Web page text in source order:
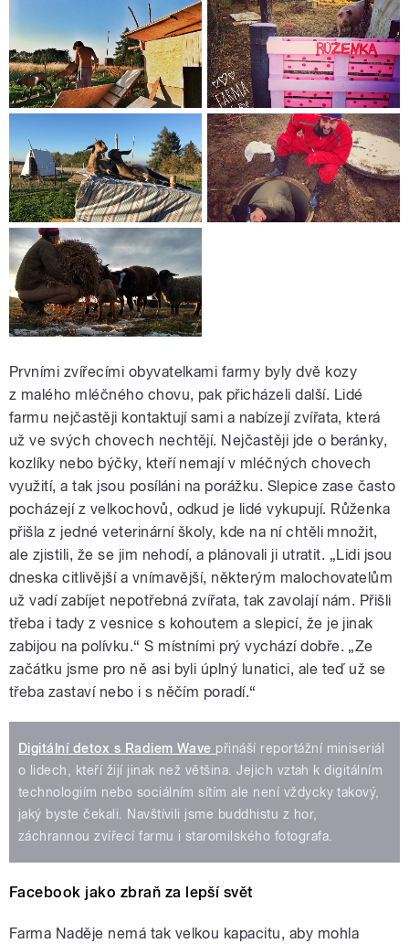
Prvními zvířecími obyvatelkami farmy byly dvě kozy
z malého mléčného chovu, pak přicházeli další. Lidé
farmu nejčastěji kontaktují sami a nabízejí zvířata, která
už ve svých chovech nechtějí. Nejčastěji jde o beránky,
kozlíky nebo býčky, kteří nemají v mléčných chovech
využití, a tak jsou posíláni na porážku. Slepice zase často
pocházejí z velkochovů, odkud je lidé vykupují. Růženka
přišla z jedné veterinární školy, kde na ní chtěli množit,
ale zjistili, že se jim nehodí, a plánovali ji utratit. „Lidi jsou
dneska citlivější a vnímavější, některým malochovatelům
už vadí zabíjet nepotřebná zvířata, tak zavolají nám. Přišli
třeba i tady z vesnice s kohoutem a slepicí, že je jinak
zabijou na polívku.“ S místními prý vychází dobře. „Ze
začátku jsme pro ně asi byli úplný lunatici, ale teď už se
třeba zastaví nebo i s něčím poradí.“
Digitální detox s Radiem Wave přináší reportážní miniseriál
o lidech, kteří žijí jinak než většina. Jejich vztah k digitálním
technologiím nebo sociálním sítím ale není vždycky takový,
jaký byste čekali. Navštívili jsme buddhistu z hor,
záchrannou zvířecí farmu i staromilského fotografa.
Facebook jako zbraň za lepší svět
Farma Naděje nemá tak velkou kapacitu, aby mohla